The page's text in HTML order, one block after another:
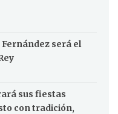
será el
sus fiestas
con tradición,